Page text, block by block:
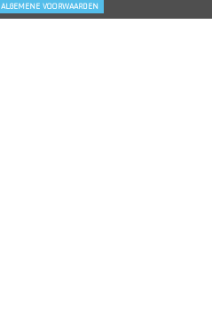
ALGEMENE VOORWAARDEN